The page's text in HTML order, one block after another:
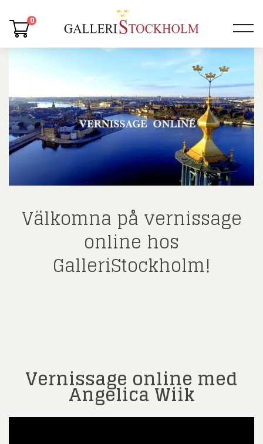
0
Välkomna på vernissage
online hos
GalleriStockholm!
Vernissage online med
Angelica Wiik